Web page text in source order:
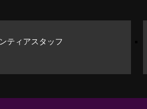
ティアスタッフ